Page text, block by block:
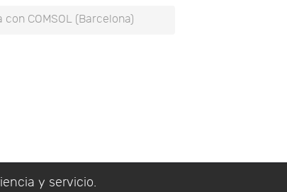
y servicio.
COMSOL (Barcelona)